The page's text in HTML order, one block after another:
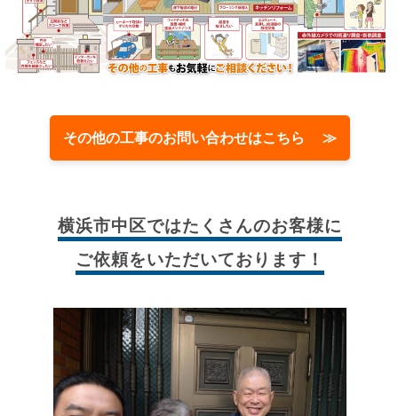
その他の工事のお問い合わせはこちら ≫
横浜市中区ではたくさんのお客様に
ご依頼をいただいております！